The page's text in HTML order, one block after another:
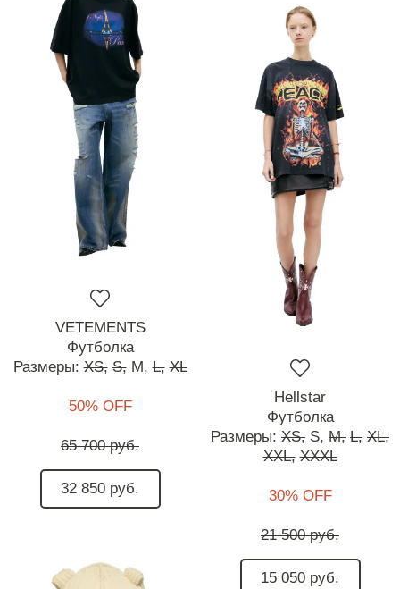
VETEMENTS
Футболка
Размеры:XS, S, M, L, XL
50% OFF
65 700 руб.
32 850 руб.
Hellstar
Футболка
Размеры: XS, S, M, L, XL,
XXL, XXXL
30% OFF
21 500 руб.
15 050 руб.